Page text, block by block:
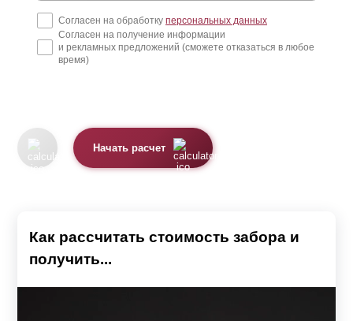
Согласен на обработку персональных данных
Согласен на получение информации
и рекламных предложений (сможете отказаться в любое
время)
Начать расчет
Как рассчитать стоимость забора и
получить...